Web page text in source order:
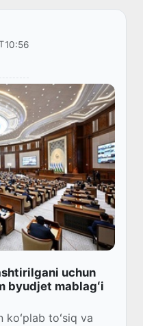
10:56
uchun
byudjet mablagʻi
toʻsiq va